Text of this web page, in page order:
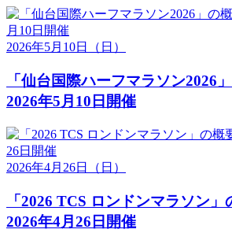
2026年5月10日 （日）
「仙台国際ハーフマラソン2026
2026年5月10日開催
2026年4月26日 （日）
「2026 TCS ロンドンマラソン
2026年4月26日開催